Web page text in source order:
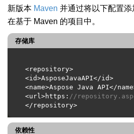
新版本 Maven 并通过将以下配置
在基于 Maven 的项目中。
存储库
<url>https: //
依赖性